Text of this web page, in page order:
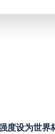
度设为世界